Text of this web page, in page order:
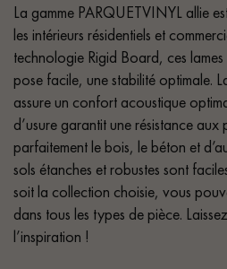
La gamme PARQUETVINYL allie
les intérieurs résidentiels et
technologie Rigid Board, ces
pose facile, une stabilité optimale.
assure un confort acoustique
d’usure garantit une résistance aux
parfaitement le bois, le béton et
sols étanches et robustes sont
soit la collection choisie, vous
dans tous les types de pièce.
l’inspiration !